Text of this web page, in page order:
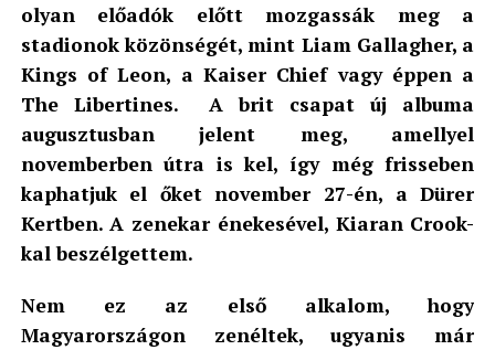
olyan előadók előtt mozgassák meg a
stadionok közönségét, mint Liam Gallagher, a
Kings of Leon, a Kaiser Chief vagy éppen a
The Libertines. A brit csapat új albuma
augusztusban jelent meg, amellyel
novemberben útra is kel, így még frisseben
kaphatjuk el őket november 27-én, a Dürer
Kertben. A zenekar énekesével, Kiaran Crook-
kal beszélgettem.
Nem ez az első alkalom, hogy
Magyarországon zenéltek, ugyanis már